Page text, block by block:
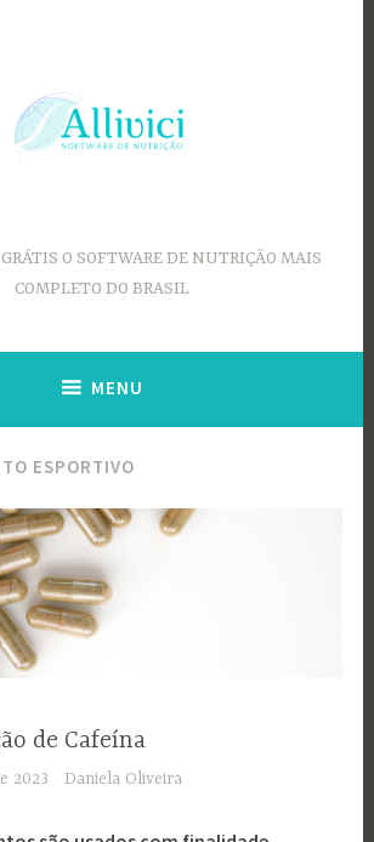
O SOFTWARE DE NUTRIÇÃO MAIS
COMPLETO DO BRASIL
MENU
ESPORTIVO
de Cafeína
2023 Daniela Oliveira